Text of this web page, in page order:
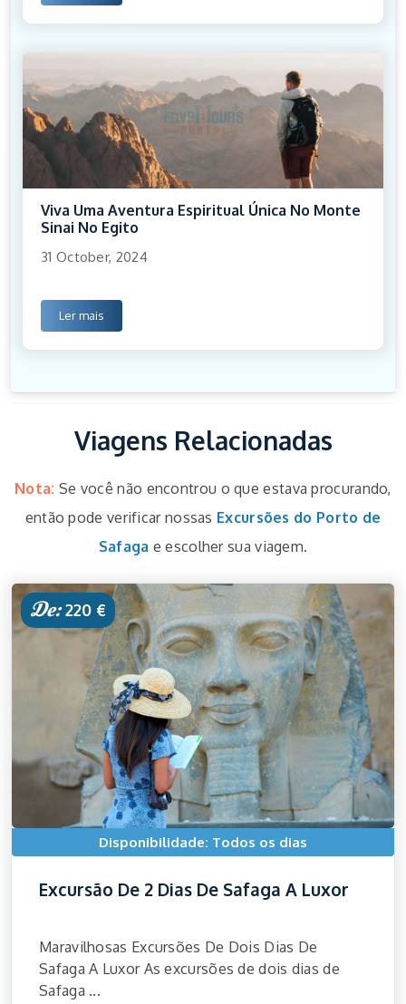
Viva Uma Aventura Espiritual Única No Monte
Sinai No Egito
31 October, 2024
Ler mais
Viagens Relacionadas
Nota: Se você não encontrou o que estava procurando,
então pode verificar nossas Excursões do Porto de
Safaga e escolher sua viagem.
De:220 €
Disponibilidade: Todos os dias
Excursão De 2 Dias De Safaga A Luxor
Maravilhosas Excursões De Dois Dias De
Safaga A Luxor As excursões de dois dias de
Safaga ...